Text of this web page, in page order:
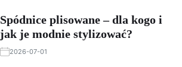
Spódnice plisowane – dla kogo i
jak je modnie stylizować?
2026-07-01